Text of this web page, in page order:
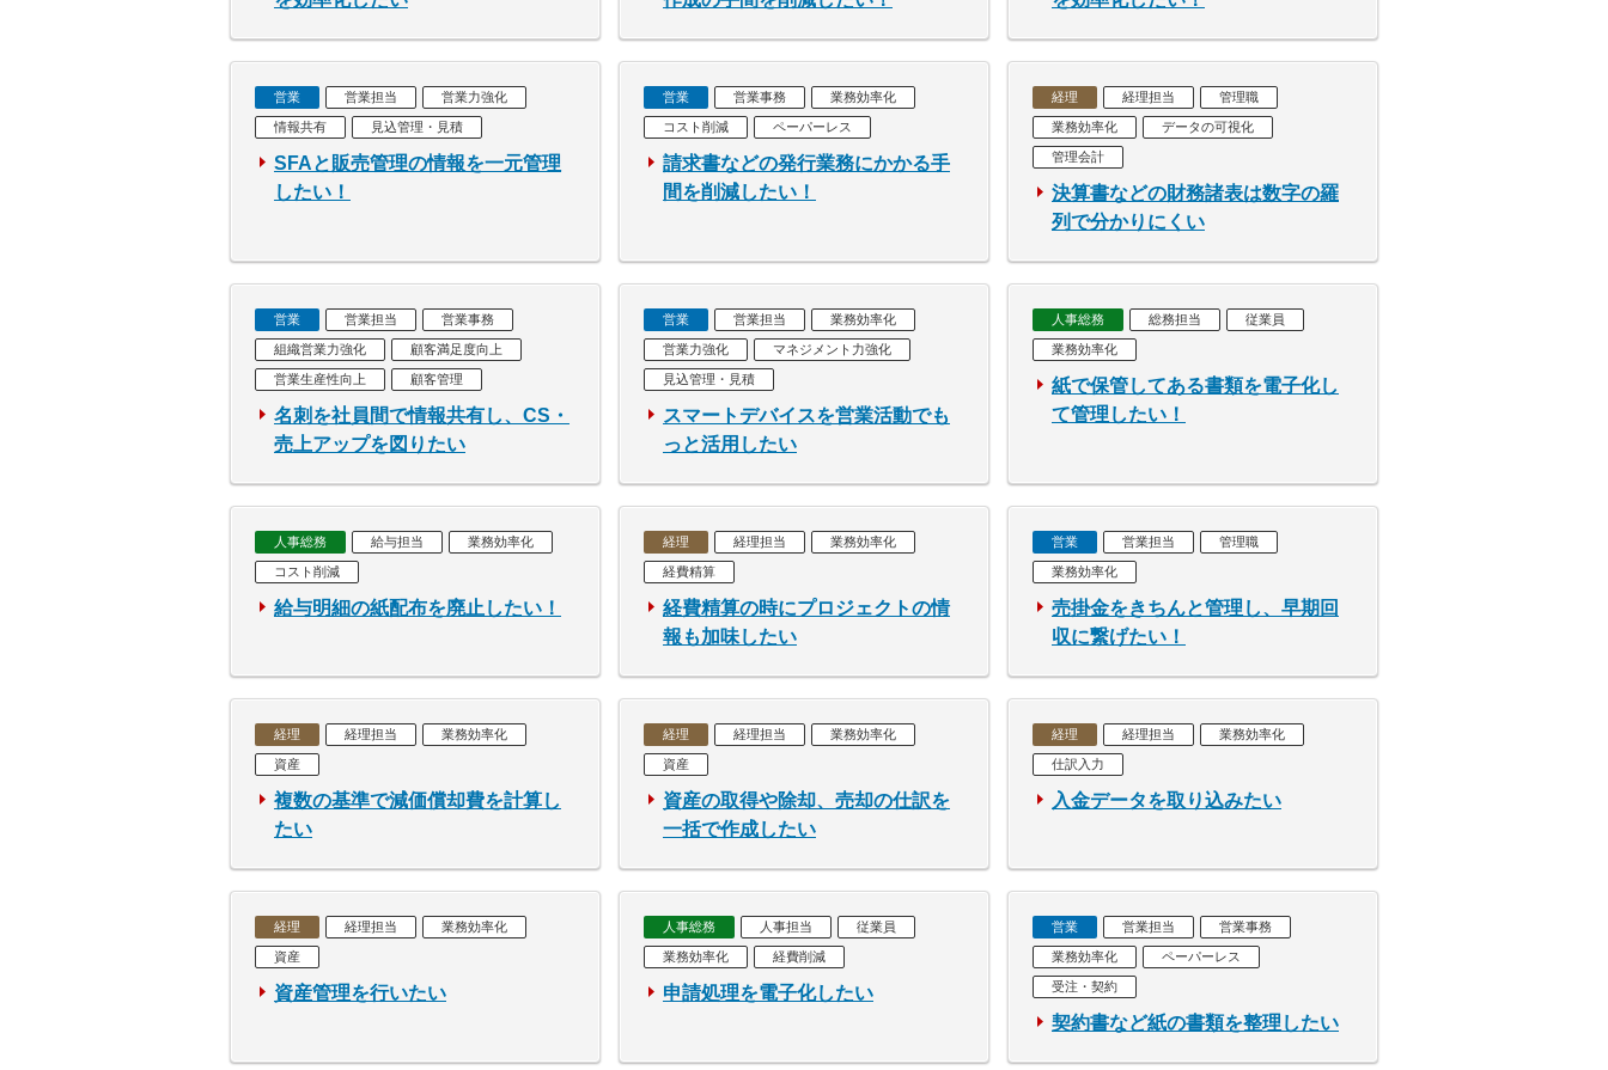
営業 営業担当 営業力強化
情報共有 見込管理・見積
SFAと販売管理の情報を一元管理
したい！
営業 営業事務 業務効率化
コスト削減 ペーパーレス
請求書などの発行業務にかかる手
間を削減したい！
経理 経理担当 管理職
業務効率化 データの可視化
管理会計
決算書などの財務諸表は数字の羅
列で分かりにくい
営業 営業担当 営業事務
組織営業力強化 顧客満足度向上
営業生産性向上 顧客管理
名刺を社員間で情報共有し、CS・
売上アップを図りたい
営業 営業担当 業務効率化
営業力強化 マネジメント力強化
見込管理・見積
スマートデバイスを営業活動でも
っと活用したい
人事総務 総務担当 従業員
業務効率化
紙で保管してある書類を電子化し
て管理したい！
人事総務 給与担当 業務効率化
コスト削減
給与明細の紙配布を廃止したい！
経理 経理担当 業務効率化
経費精算
経費精算の時にプロジェクトの情
報も加味したい
営業 営業担当 管理職
業務効率化
売掛金をきちんと管理し、早期回
収に繋げたい！
経理 経理担当 業務効率化
資産
複数の基準で減価償却費を計算し
たい
経理 経理担当 業務効率化
資産
資産の取得や除却、売却の仕訳を
一括で作成したい
経理 経理担当 業務効率化
仕訳入力
入金データを取り込みたい
経理 経理担当 業務効率化
資産
資産管理を行いたい
人事総務 人事担当 従業員
業務効率化 経費削減
申請処理を電子化したい
営業 営業担当 営業事務
業務効率化 ペーパーレス
受注・契約
契約書など紙の書類を整理したい